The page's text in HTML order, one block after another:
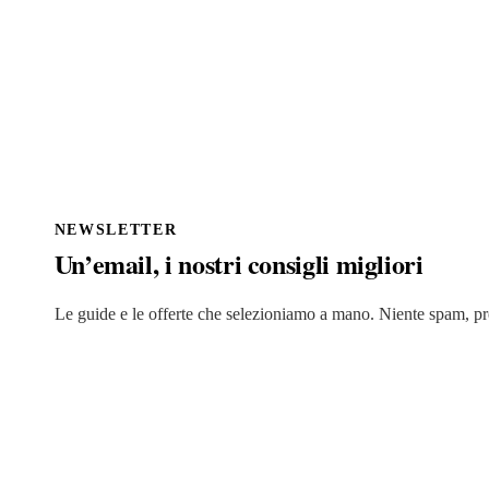
NEWSLETTER
Un’email, i nostri consigli migliori
Le guide e le offerte che selezioniamo a mano. Niente spam,